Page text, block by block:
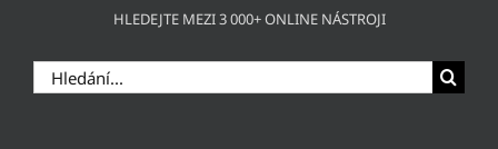
HLEDEJTE MEZI 3 000+ ONLINE NÁSTROJI
Hledat: